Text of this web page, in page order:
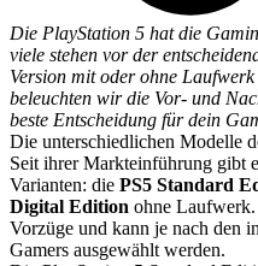
Die PlayStation 5 hat die
viele stehen vor der
Version mit oder ohne
beleuchten wir die Vor- und
beste Entscheidung für dein
Die unterschiedlichen Modelle
Seit ihrer Markteinführung gibt
Varianten: die PS5 Standard
Digital Edition ohne Laufwerk.
Vorzüge und kann je nach den
Gamers ausgewählt werden.